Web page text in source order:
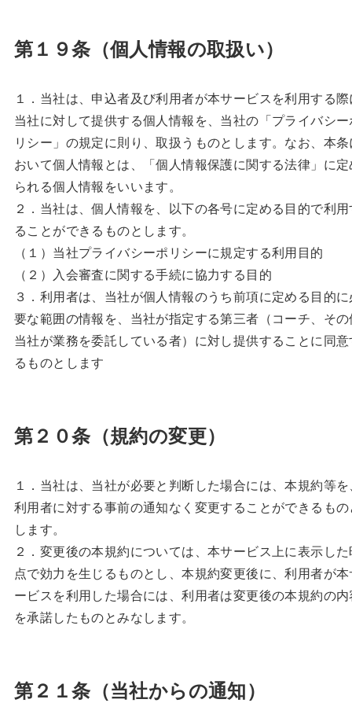
第１９条（個人情報の取扱い）
１．当社は、申込者及び利用者が本サービスを利用する
当社に対して提供する個人情報を、当社の「プライバシ
リシー」の規定に則り、取扱うものとします。なお、本
おいて個人情報とは、「個人情報保護に関する法律」に
られる個人情報をいいます。
２．当社は、個人情報を、以下の各号に定める目的で利
ることができるものとします。
（１）当社プライバシーポリシーに規定する利用目的
（２）入会審査に関する手続に協力する目的
３．利用者は、当社が個人情報のうち前項に定める目的
要な範囲の情報を、当社が指定する第三者（コーチ、そ
当社が業務を委託している者）に対し提供することに同
るものとします
第２０条（規約の変更）
１．当社は、当社が必要と判断した場合には、本規約等
利用者に対する事前の通知なく変更することができるも
します。
２．変更後の本規約については、本サービス上に表示し
点で効力を生じるものとし、本規約変更後に、利用者が
ービスを利用した場合には、利用者は変更後の本規約の
を承諾したものとみなします。
第２１条（当社からの通知）